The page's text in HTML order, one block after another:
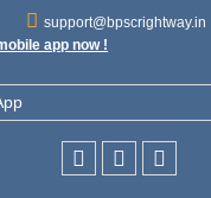
support@bpscrightway.in
app now !